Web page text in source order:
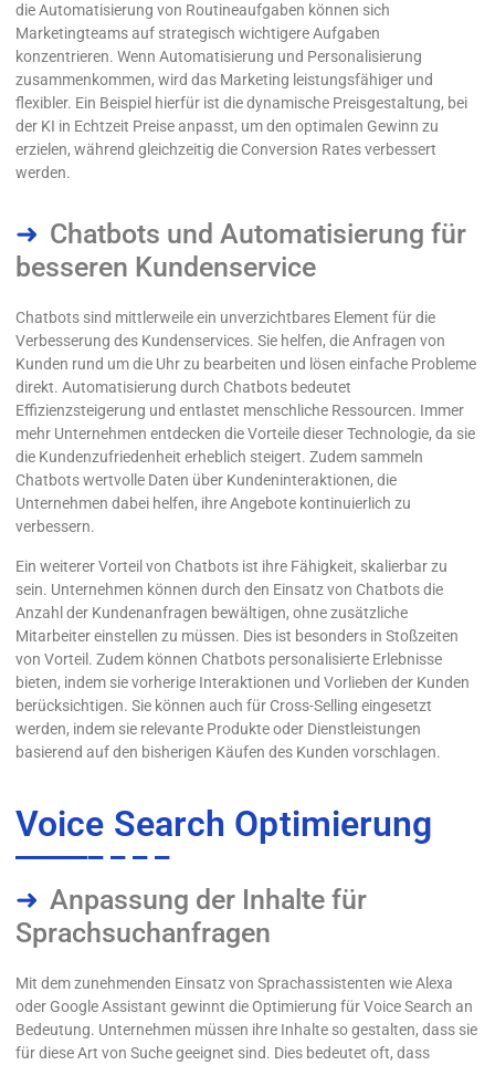
die Automatisierung von Routineaufgaben können sich
Marketingteams auf strategisch wichtigere Aufgaben
konzentrieren. Wenn Automatisierung und Personalisierung
zusammenkommen, wird das Marketing leistungsfähiger und
flexibler. Ein Beispiel hierfür ist die dynamische Preisgestaltung, bei
der KI in Echtzeit Preise anpasst, um den optimalen Gewinn zu
erzielen, während gleichzeitig die Conversion Rates verbessert
werden.
Chatbots und Automatisierung für
besseren Kundenservice
Chatbots sind mittlerweile ein unverzichtbares Element für die
Verbesserung des Kundenservices. Sie helfen, die Anfragen von
Kunden rund um die Uhr zu bearbeiten und lösen einfache Probleme
direkt. Automatisierung durch Chatbots bedeutet
Effizienzsteigerung und entlastet menschliche Ressourcen. Immer
mehr Unternehmen entdecken die Vorteile dieser Technologie, da sie
die Kundenzufriedenheit erheblich steigert. Zudem sammeln
Chatbots wertvolle Daten über Kundeninteraktionen, die
Unternehmen dabei helfen, ihre Angebote kontinuierlich zu
verbessern.
Ein weiterer Vorteil von Chatbots ist ihre Fähigkeit, skalierbar zu
sein. Unternehmen können durch den Einsatz von Chatbots die
Anzahl der Kundenanfragen bewältigen, ohne zusätzliche
Mitarbeiter einstellen zu müssen. Dies ist besonders in Stoßzeiten
von Vorteil. Zudem können Chatbots personalisierte Erlebnisse
bieten, indem sie vorherige Interaktionen und Vorlieben der Kunden
berücksichtigen. Sie können auch für Cross-Selling eingesetzt
werden, indem sie relevante Produkte oder Dienstleistungen
basierend auf den bisherigen Käufen des Kunden vorschlagen.
Voice Search Optimierung
Anpassung der Inhalte für
Sprachsuchanfragen
Mit dem zunehmenden Einsatz von Sprachassistenten wie Alexa
oder Google Assistant gewinnt die Optimierung für Voice Search an
Bedeutung. Unternehmen müssen ihre Inhalte so gestalten, dass sie
für diese Art von Suche geeignet sind. Dies bedeutet oft, dass